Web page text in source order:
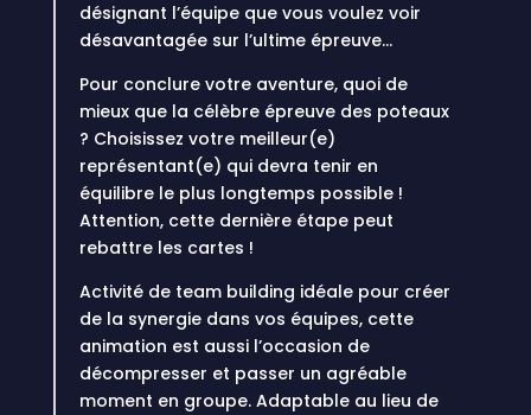
désignant l’équipe que vous voulez voir
désavantagée sur l’ultime épreuve…
Pour conclure votre aventure, quoi de
mieux que la célèbre épreuve des poteaux
? Choisissez votre meilleur(e)
représentant(e) qui devra tenir en
équilibre le plus longtemps possible !
Attention, cette dernière étape peut
rebattre les cartes !
Activité de team building idéale pour créer
de la synergie dans vos équipes, cette
animation est aussi l’occasion de
décompresser et passer un agréable
moment en groupe. Adaptable au lieu de